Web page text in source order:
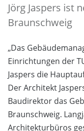
Jörg Jaspers ist
Braunschweig
„Das
Einrichtungen der
Jaspers die
Der Architekt
Baudirektor das
Braunschweig.
Architekturbüros